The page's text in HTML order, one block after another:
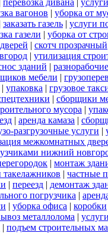
вагонов | уборка от
заказать газель | услуги
газели | уборка от
| скотч прозрачный
| утилизация
зданий |
мебели |
| упаковка | грузовое
| сборщики
мусора |
| аренда камаза |
разгрузочные услуги |
межкомнатных
нижний
| монтаж
такелажников | частные
| переезд | демонтаж
погрузчика |
| уборка офиса | коробки
металлолома |
| подъем строительных